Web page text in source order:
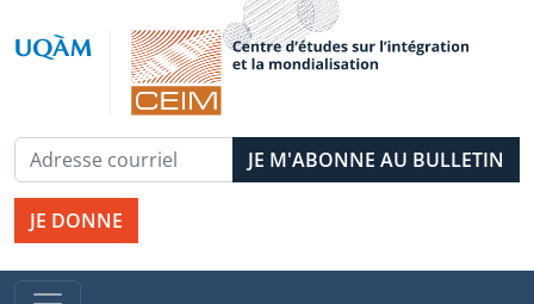
JE DONNE